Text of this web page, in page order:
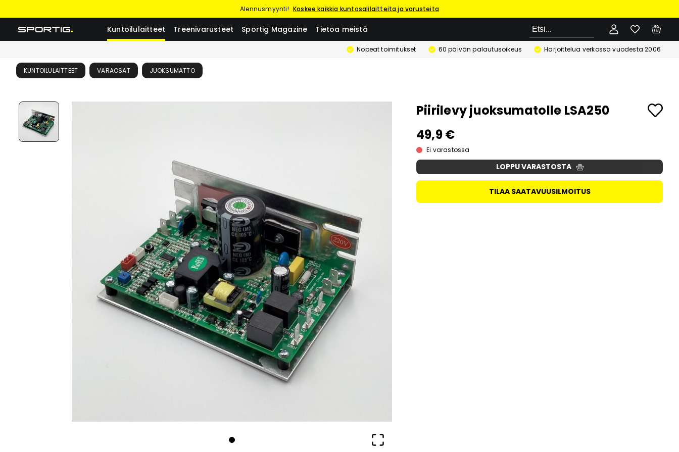
Alennusmyynti! Koskee kaikkia kuntosalilaitteita ja varusteita
Kuntoilulaitteet Treenivarusteet Sportig Magazine Tietoa meistä Etsi
Nopeat toimitukset 60 päivän palautusoikeus Harjoittelua verkossa vuodesta 2006
KUNTOILULAITTEET VARAOSAT JUOKSUMATTO
Piirilevy juoksumatolle LSA250
49,9 €
Ei varastossa
LOPPU VARASTOSTA
TILAA SAATAVUUSILMOITUS